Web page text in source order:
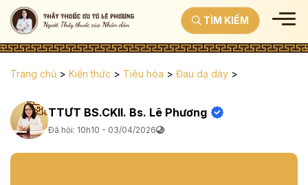
TÌM KIẾM
Trang chủ > Kiến thức > Tiêu hóa > Đau dạ dày >
TTƯT BS.CKII. Bs. Lê Phương
Đã hỏi: 10h10 - 03/04/2026